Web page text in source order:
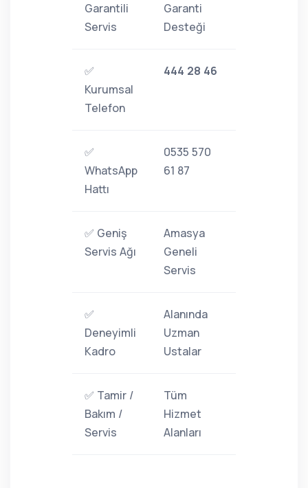
Garantili
Servis
Garanti
Desteği
✅
Kurumsal
Telefon
444 28 46
✅
WhatsApp
Hattı
0535 570
61 87
✅ Geniş
Servis Ağı
Amasya
Geneli
Servis
✅
Deneyimli
Kadro
Alanında
Uzman
Ustalar
✅ Tamir /
Bakım /
Servis
Tüm
Hizmet
Alanları